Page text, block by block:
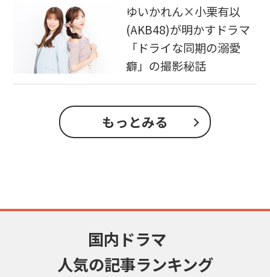
ゆいかれん×小栗有以
(AKB48)が明かすドラマ
「ドライな同期の溺愛
癖」の撮影秘話
もっとみる
国内ドラマ
人気の記事ランキング